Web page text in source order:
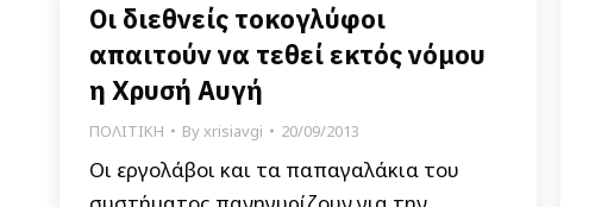
Οι διεθνείς τοκογλύφοι
απαιτούν να τεθεί εκτός νόμου
η Χρυσή Αυγή
ΠΟΛΙΤΙΚΗ Byxrisiavgi 20/09/2013
Οι εργολάβοι και τα παπαγαλάκια του